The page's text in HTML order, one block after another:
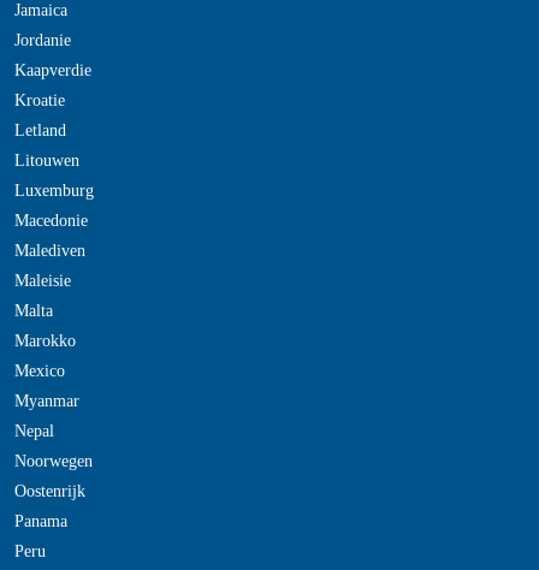
Jamaica
Jordanie
Kaapverdie
Kroatie
Letland
Litouwen
Luxemburg
Macedonie
Malediven
Maleisie
Malta
Marokko
Mexico
Myanmar
Nepal
Noorwegen
Oostenrijk
Panama
Peru